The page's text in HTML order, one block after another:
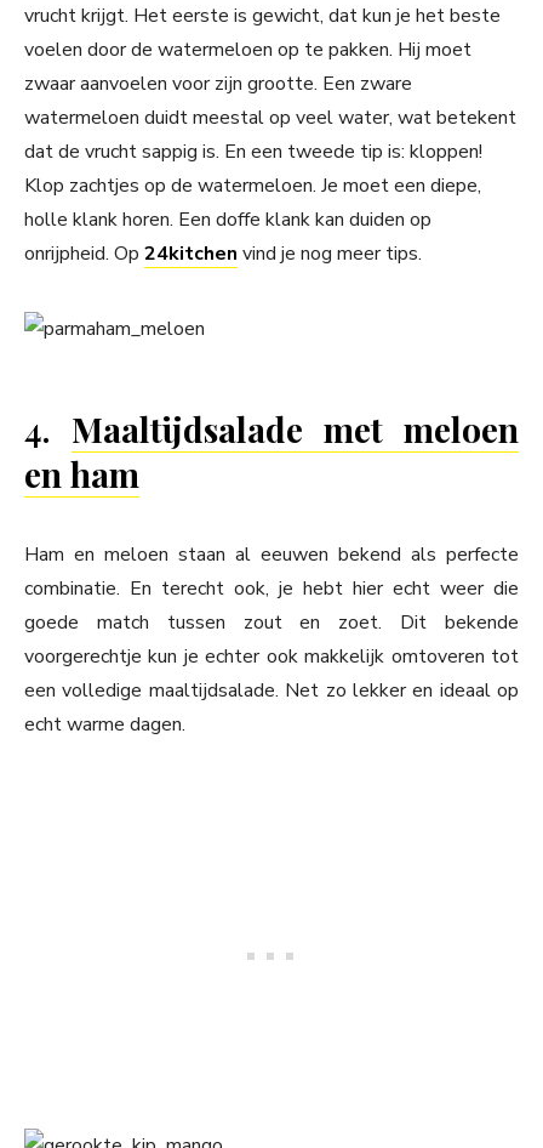
vrucht krijgt. Het eerste is gewicht, dat kun je het beste
voelen door de watermeloen op te pakken. Hij moet
zwaar aanvoelen voor zijn grootte. Een zware
watermeloen duidt meestal op veel water, wat betekent
dat de vrucht sappig is. En een tweede tip is: kloppen!
Klop zachtjes op de watermeloen. Je moet een diepe,
holle klank horen. Een doffe klank kan duiden op
onrijpheid. Op 24kitchen vind je nog meer tips.
4. Maaltijdsalade met meloen
en ham
Ham en meloen staan al eeuwen bekend als perfecte
combinatie. En terecht ook, je hebt hier echt weer die
goede match tussen zout en zoet. Dit bekende
voorgerechtje kun je echter ook makkelijk omtoveren tot
een volledige maaltijdsalade. Net zo lekker en ideaal op
echt warme dagen.